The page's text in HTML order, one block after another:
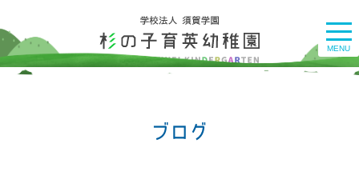
MENU
ブログ